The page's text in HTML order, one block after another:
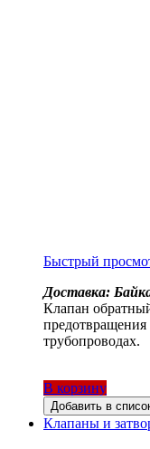
Быстрый
Доставка:
Клапан
предотвращения
трубопроводах.
В корзину
Добавить в
Клапаны и